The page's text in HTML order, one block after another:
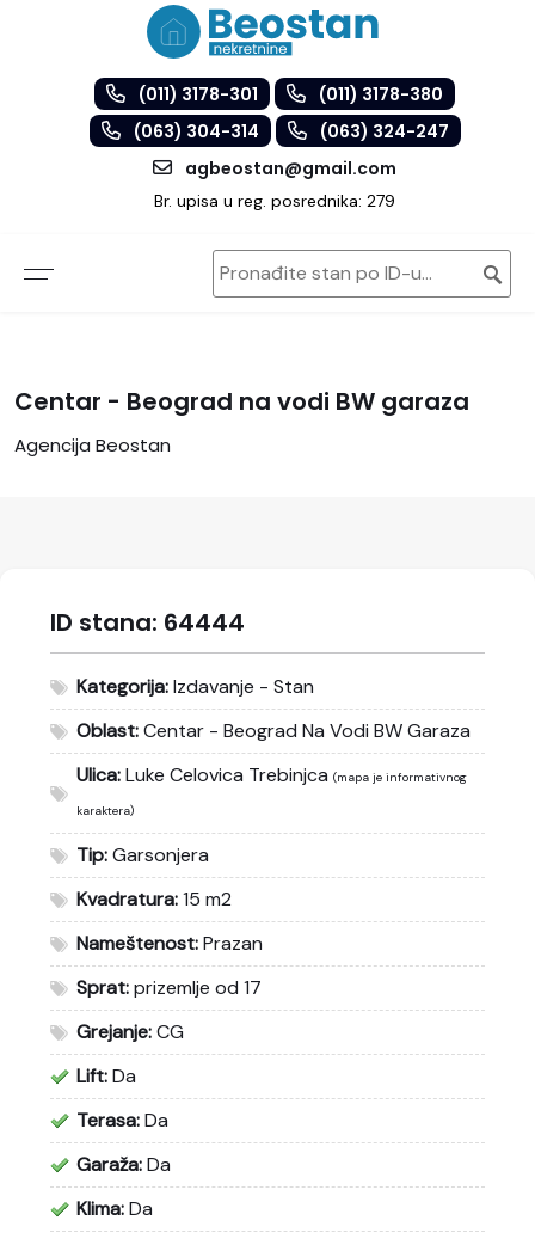
(011) 3178-301
(011) 3178-380
(063) 304-314
(063) 324-247
agbeostan@gmail.com
Br. upisa u reg. posrednika: 279
Centar - Beograd na vodi BW garaza
Agencija Beostan
ID stana: 64444
Kategorija:Izdavanje - Stan
Oblast:Centar - Beograd Na Vodi BW Garaza
Ulica:Luke Celovica Trebinjca (mapa je informativnog
karaktera)
Tip:Garsonjera
Kvadratura:15 m2
Nameštenost:Prazan
Sprat:prizemlje od 17
Grejanje:CG
Lift:Da
Terasa:Da
Garaža:Da
Klima:Da